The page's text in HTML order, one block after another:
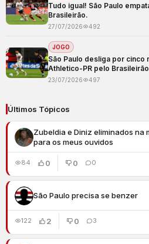
Tudo igual! São Paulo
Brasileirão.
27/07/2026 492
JOGO
São Paulo desliga por cinco
Athletico-PR pelo Brasileirão
23/07/2026 497
Últimos Tópicos
Zubeldia e Diniz eliminados na
para os meus ouvidos
84 0 0 0
São Paulo precisa se benzer
122 2 0 3